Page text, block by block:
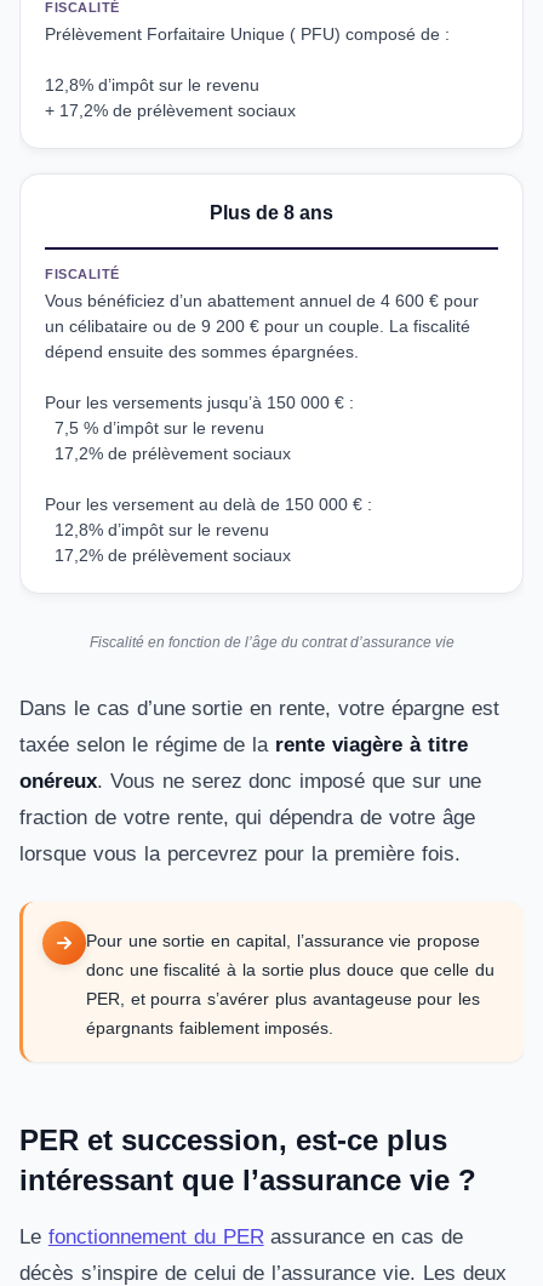
FISCALITÉ
Prélèvement Forfaitaire Unique ( PFU) composé de :
12,8% d’impôt sur le revenu
+ 17,2% de prélèvement sociaux
Plus de 8 ans
FISCALITÉ
Vous bénéficiez d’un abattement annuel de 4 600 € pour
un célibataire ou de 9 200 € pour un couple. La fiscalité
dépend ensuite des sommes épargnées.
Pour les versements jusqu’à 150 000 € :
7,5 % d’impôt sur le revenu
17,2% de prélèvement sociaux
Pour les versement au delà de 150 000 € :
12,8% d’impôt sur le revenu
17,2% de prélèvement sociaux
Fiscalité en fonction de l’âge du contrat d’assurance vie
Dans le cas d’une sortie en rente, votre épargne est
taxée selon le régime de larente viagère à titre
onéreux. Vous ne serez donc imposé que sur une
fraction de votre rente, qui dépendra de votre âge
lorsque vous la percevrez pour la première fois.
Pour une sortie en capital, l’assurance vie propose
donc une fiscalité à la sortie plus douce que celle du
PER, et pourra s’avérer plus avantageuse pour les
épargnants faiblement imposés.
PER et succession, est-ce plus
intéressant que l’assurance vie ?
Le fonctionnement du PERassurance en cas de
décès s’inspire de celui de l’assurance vie. Les deux